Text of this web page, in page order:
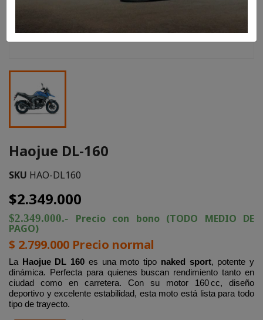
Haojue DL-160
SKU HAO-DL160
$2.349.000
$2.349.000.- Precio con bono (TODO MEDIO DE
PAGO)
$ 2.799.000 Precio normal
La Haojue DL 160 es una moto tipo naked sport, potente y
dinámica. Perfecta para quienes buscan rendimiento tanto en
ciudad como en carretera. Con su motor 160 cc, diseño
deportivo y excelente estabilidad, esta moto está lista para todo
tipo de trayecto.